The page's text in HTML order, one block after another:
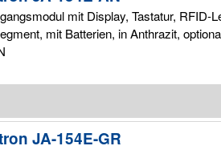
mit Display, Tastatur, RFID-
mit Batterien, in Anthrazit,
JA-154E-GR